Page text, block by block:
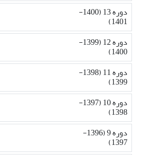
دوره 13 (1400-
1401)
دوره 12 (1399-
1400)
دوره 11 (1398-
1399)
دوره 10 (1397-
1398)
دوره 9 (1396-
1397)